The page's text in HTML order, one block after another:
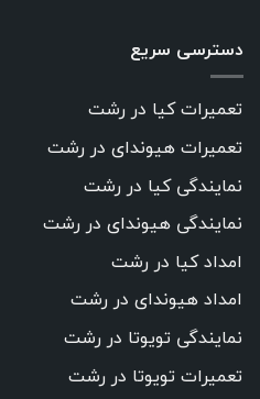
دسترسی سریع
تعمیرات کیا در رشت
تعمیرات هیوندای در رشت
نمایندگی کیا در رشت
نمایندگی هیوندای در رشت
امداد کیا در رشت
امداد هیوندای در رشت
نمایندگی تویوتا در رشت
تعمیرات تویوتا در رشت